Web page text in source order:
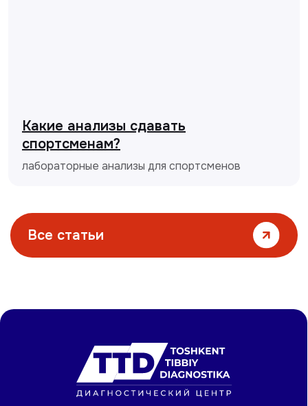
Какие анализы сдавать
спортсменам?
лабораторные анализы для спортсменов